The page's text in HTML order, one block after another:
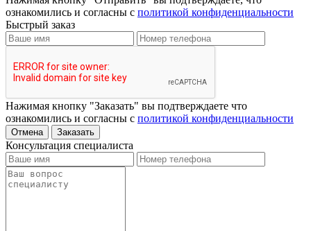
ознакомились и согласны с политикой конфиденциальности
Быстрый заказ
Нажимая кнопку "Заказать" вы подтверждаете что
ознакомились и согласны с политикой конфиденциальности
Отмена Заказать
Консультация специалиста